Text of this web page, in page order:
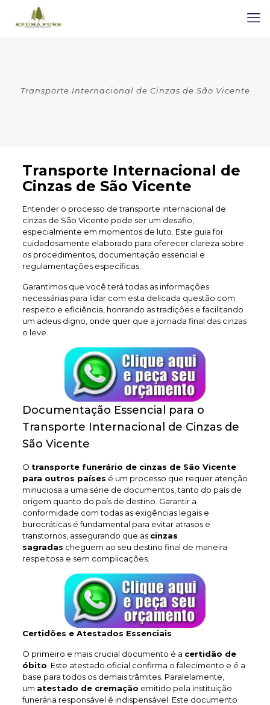
Transporte Internacional de Cinzas de São Vicente
Transporte Internacional de
Cinzas de São Vicente
Entender o processo de transporte internacional de
cinzas de São Vicente pode ser um desafio,
especialmente em momentos de luto. Este guia foi
cuidadosamente elaborado para oferecer clareza sobre
os procedimentos, documentação essencial e
regulamentações específicas.
Garantimos que você terá todas as informações
necessárias para lidar com esta delicada questão com
respeito e eficiência, honrando as tradições e facilitando
um adeus digno, onde quer que a jornada final das cinzas
o leve.
Documentação Essencial para o
Transporte Internacional de Cinzas de
São Vicente
O transporte funerário de cinzas de São Vicente
para outros países é um processo que requer atenção
minuciosa a uma série de documentos, tanto do país de
origem quanto do país de destino. Garantir a
conformidade com todas as exigências legais e
burocráticas é fundamental para evitar atrasos e
transtornos, assegurando que as cinzas
sagradas cheguem ao seu destino final de maneira
respeitosa e sem complicações.
Certidões e Atestados Essenciais
O primeiro e mais crucial documento é a certidão de
óbito . Este atestado oficial confirma o falecimento e é a
base para todos os demais trâmites. Paralelamente,
um atestado de cremação emitido pela instituição
funerária responsável é indispensável. Este documento